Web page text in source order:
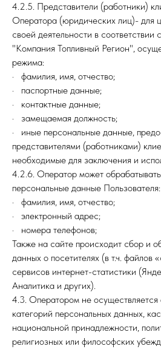
4.2.5. Представители (работники)
Оператора (юридических лиц)- для
своей деятельности в
"Компания Топливный Регион",
режима:
· фамилия, имя, отчество;
· паспортные данные;
· контактные данные;
· замещаемая должность;
· иные персональные данные,
представителями (работниками)
необходимые для заключения и
4.2.6. Оператор может
персональные данные Пользователя:
· фамилия, имя, отчество;
· электронный адрес;
· номера телефонов;
Также на сайте происходит сбор и
данных о посетителях (в т.ч.
сервисов интернет-статистики
Аналитика и других).
4.3. Оператором не осуществляется
категорий персональных данных,
национальной принадлежности,
религиозных или философских